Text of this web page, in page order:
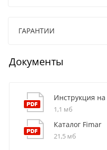
ГАРАНТИИ
Документы
Инструкция на
1,1 мб
Каталог Fimar
21,5 мб